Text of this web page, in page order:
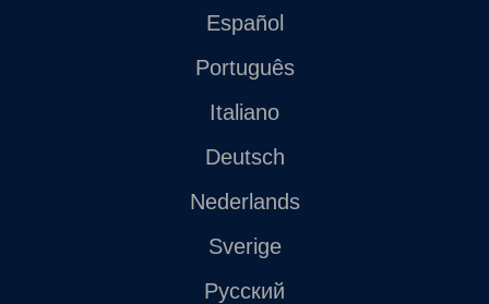
Español
Português
Italiano
Deutsch
Nederlands
Sverige
Русский